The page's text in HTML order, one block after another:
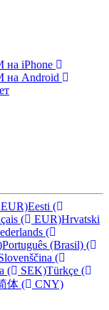
на iPhone
на Android
EUR)Eesti (
( EUR)Hrvatski
(
Português (Brasil) (
(
( SEK)Türkçe (
体 ( CNY)